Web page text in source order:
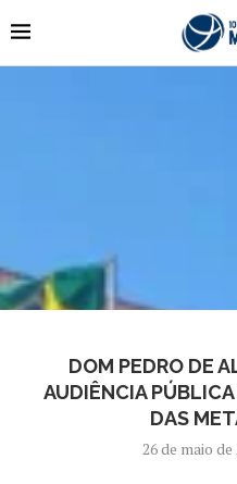
DOM PEDRO DE
AUDIÊNCIA
DAS
26 de maio de